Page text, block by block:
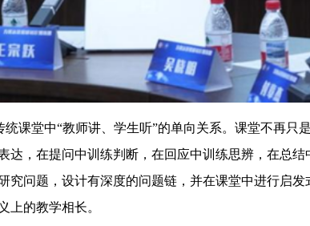
课堂中“教师讲、学生听”的单向关系。课堂不再只
，在提问中训练判断，在回应中训练思辨，在总
究问题，设计有深度的问题链，并在课堂中进行启
上的教学相长。